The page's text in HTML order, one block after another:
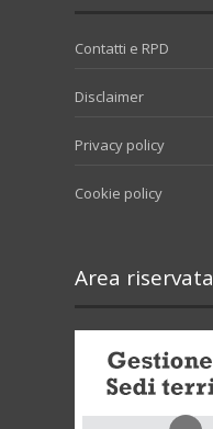
Contatti e RPD
Disclaimer
Privacy policy
Cookie policy
Area riservata